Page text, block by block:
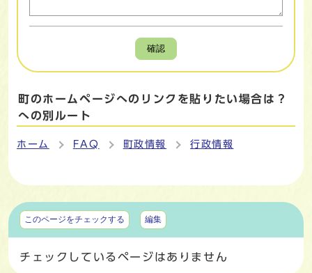
確認
町のホームページへのリンクを貼りたい場合は？
への別ルート
ホーム FAQ 町政情報 行政情報
マイページ
このページをチェックする 編集
チェックしているページはありません